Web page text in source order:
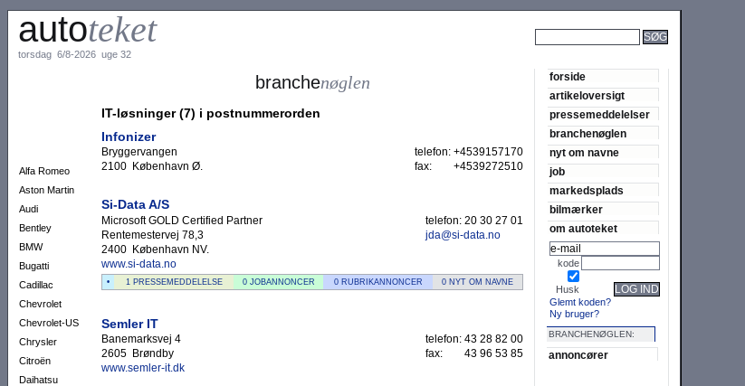
autoteket SØG
torsdag 6/8-2026 uge 32
Alfa Romeo
Aston Martin
Audi
Bentley
BMW
Bugatti
Cadillac
Chevrolet
Chevrolet-US
Chrysler
Citroën
Daihatsu
branchenøglen
IT-løsninger (7) i postnummerorden
Infonizer
Bryggervangen
2100 København Ø.
telefon: +4539157170
fax:
+4539272510
Si-Data A/S
Microsoft GOLD Certified Partner
Rentemestervej 78,3
2400 København NV.
www.si-data.no
telefon: 20 30 27 01
jda@si-data.no
• 1 PRESSEMEDDELELSE 0 JOBANNONCER 0 RUBRIKANNONCER 0 NYT OM NAVNE
Semler IT
Banemarksvej 4
2605 Brøndby
www.semler-it.dk
telefon: 43 28 82 00
fax:
43 96 53 85
forside
artikeloversigt
pressemeddelelser
branchenøglen
nyt om navne
job
markedsplads
bilmærker
om autoteket
kode
Husk LOG IND
Glemt koden?
Ny bruger?
BRANCHENØGLEN:
annoncører